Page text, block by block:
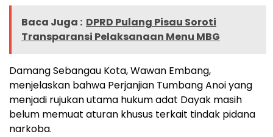
Baca Juga : DPRD Pulang Pisau Soroti
Transparansi Pelaksanaan Menu MBG
Damang Sebangau Kota, Wawan Embang,
menjelaskan bahwa Perjanjian Tumbang Anoi yang
menjadi rujukan utama hukum adat Dayak masih
belum memuat aturan khusus terkait tindak pidana
narkoba.